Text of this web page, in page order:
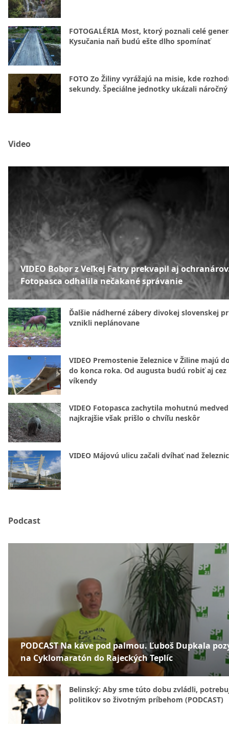
FOTOGALÉRIA Most, ktorý poznali celé
Kysučania naň budú ešte dlho spomínať
FOTO Zo Žiliny vyrážajú na misie, kde
sekundy. Špeciálne jednotky ukázali
Video
VIDEO Bobor z Veľkej Fatry prekvapil aj
Fotopasca odhalila nečakané správanie
Ďalšie nádherné zábery divokej slovenskej
vznikli neplánovane
VIDEO Premostenie železnice v Žiline majú
do konca roka. Od augusta budú robiť aj cez
víkendy
VIDEO Fotopasca zachytila mohutnú
najkrajšie však prišlo o chvíľu neskôr
VIDEO Májovú ulicu začali dvíhať nad
Podcast
PODCAST Na káve pod palmou. Ľuboš Dupkala
na Cyklomaratón do Rajeckých Teplíc
Belinský: Aby sme túto dobu zvládli,
politikov so životným príbehom (PODCAST)